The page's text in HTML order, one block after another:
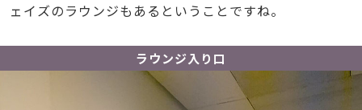
ェイズのラウンジもあるということですね。
ラウンジ入り口